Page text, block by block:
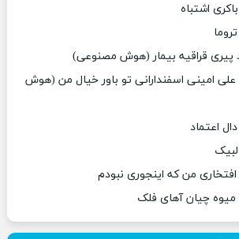
اشتباه
پیری قراقیه بیمار (هوش مصنوعی)
امینی اسفندارانی تو باور خیال من (هوش
اعتماد
افتخاری من که اینجوری نبودم
میوه چیان آهای فلک